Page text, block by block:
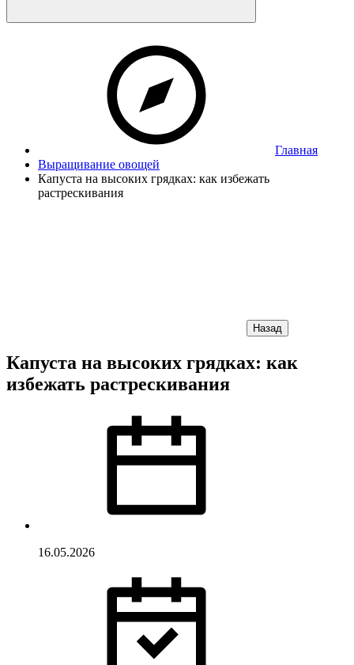
Главная
Выращивание овощей
Капуста на высоких грядках: как избежать
растрескивания
Назад
Капуста на высоких грядках: как
избежать растрескивания
16.05.2026